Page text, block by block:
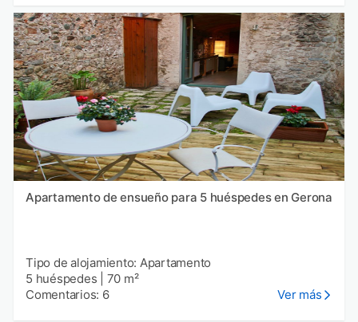
Apartamento de ensueño para 5 huéspedes en Gerona
Tipo de alojamiento: Apartamento
5 huéspedes
70 m²
Comentarios: 6
Ver más